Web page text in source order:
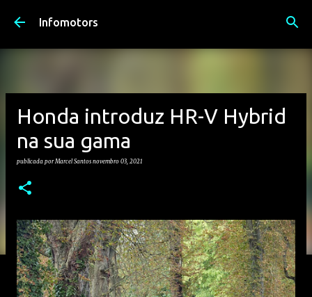
Avançar para o conteúdo principal
Infomotors
Honda introduz HR-V Hybrid
na sua gama
publicada porMarcel Santos novembro 03, 2021